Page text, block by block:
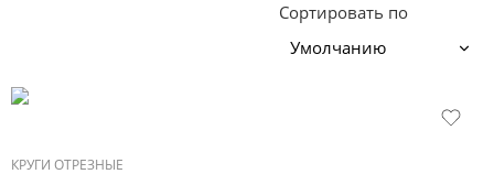
Сортировать по
КРУГИ ОТРЕЗНЫЕ